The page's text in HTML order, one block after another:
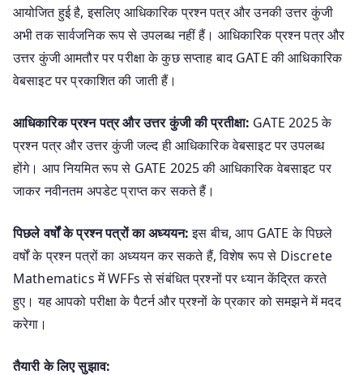
आयोजित हुई है, इसलिए आधिकारिक प्रश्न पत्र और उनकी उत्तर कुंजी
अभी तक सार्वजनिक रूप से उपलब्ध नहीं हैं। आधिकारिक प्रश्न पत्र और
उत्तर कुंजी आमतौर पर परीक्षा के कुछ सप्ताह बाद GATE की आधिकारिक
वेबसाइट पर प्रकाशित की जाती हैं।
आधिकारिक प्रश्न पत्र और उत्तर कुंजी की प्रतीक्षा: GATE 2025 के
प्रश्न पत्र और उत्तर कुंजी जल्द ही आधिकारिक वेबसाइट पर उपलब्ध
होंगे। आप नियमित रूप से GATE 2025 की आधिकारिक वेबसाइट पर
जाकर नवीनतम अपडेट प्राप्त कर सकते हैं।
पिछले वर्षों के प्रश्न पत्रों का अध्ययन:इस बीच, आप GATE के पिछले
वर्षों के प्रश्न पत्रों का अध्ययन कर सकते हैं, विशेष रूप से Discrete
Mathematics में WFFs से संबंधित प्रश्नों पर ध्यान केंद्रित करते
हुए। यह आपको परीक्षा के पैटर्न और प्रश्नों के प्रकार को समझने में मदद
करेगा।
तैयारी के लिए सुझाव: